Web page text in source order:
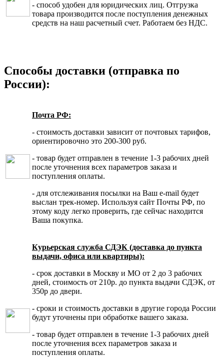
- способ удобен для юридических лиц. Отгрузка
товара производится после поступления денежных
средств на наш расчетный счет. Работаем без НДС.
Способы доставки (отправка по
России):
Почта РФ:
- стоимость доставки зависит от почтовых тарифов,
ориентировочно это 200-300 руб.
- товар будет отправлен в течение 1-3 рабочих дней
после уточнения всех параметров заказа и
поступления оплаты.
- для отслеживания посылки на Ваш e-mail будет
выслан трек-номер. Используя сайт Почты РФ, по
этому коду легко проверить, где сейчас находится
Ваша покупка.
Курьерская служба СДЭК (доставка до пункта
выдачи, офиса или квартиры):
- срок доставки в Москву и МО от 2 до 3 рабочих
дней, стоимость от 210р. до пункта выдачи СДЭК, от
350р до двери.
- сроки и стоимость доставки в другие города России
будут уточнены при обработке вашего заказа.
- товар будет отправлен в течение 1-3 рабочих дней
после уточнения всех параметров заказа и
поступления оплаты.